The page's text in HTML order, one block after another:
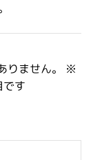
ません。
※
です